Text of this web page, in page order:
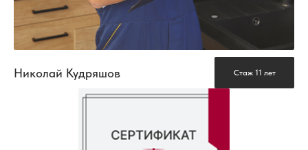
Николай Кудряшов Стаж 11 лет